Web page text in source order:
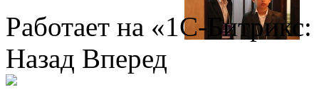
Работает на «1С-
Назад Вперед